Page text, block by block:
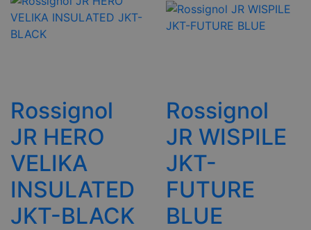
Rossignol
JR HERO
VELIKA
INSULATED
JKT-BLACK
Rossignol
JR WISPILE
JKT-
FUTURE
BLUE